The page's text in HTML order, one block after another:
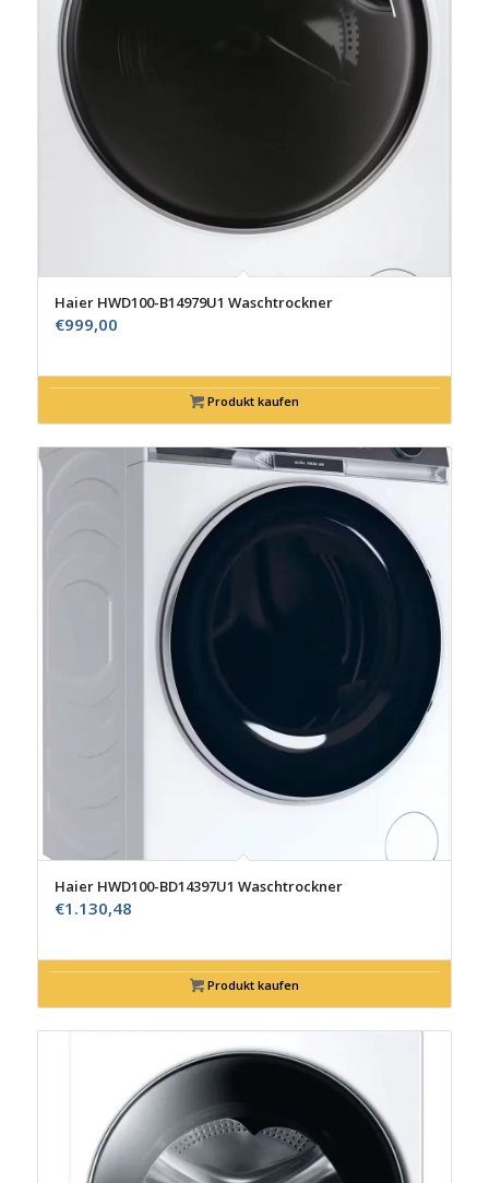
Haier HWD100-B14979U1 Waschtrockner
€999,00
Produkt kaufen
Haier HWD100-BD14397U1 Waschtrockner
€1.130,48
Produkt kaufen